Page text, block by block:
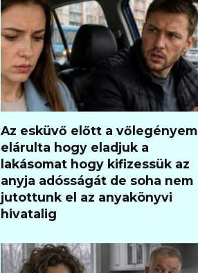
Az esküvő előtt a vőlegényem
elárulta hogy eladjuk a
lakásomat hogy kifizessük az
anyja adósságát de soha nem
jutottunk el az anyakönyvi
hivatalig